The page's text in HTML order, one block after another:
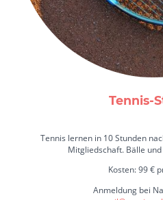
Tennis-
Tennis lernen in 10 Stunden
Mitgliedschaft. Bälle
Kosten: 99 €
Anmeldung bei